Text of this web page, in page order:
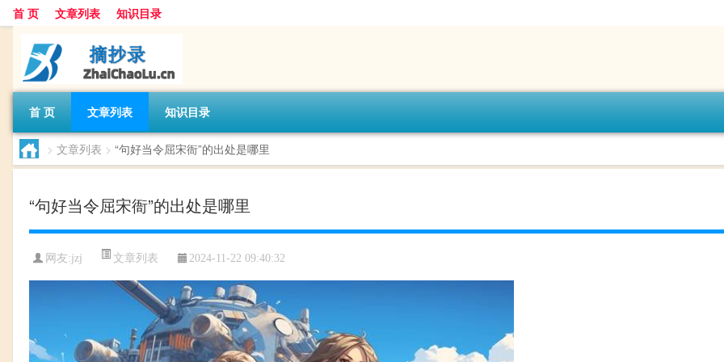
首 页 文章列表 知识目录
首 页 文章列表 知识目录
> 文章列表 > “句好当令屈宋衙”的出处是哪里
“句好当令屈宋衙”的出处是哪里
网友:jzj 文章列表 2024-11-22 09:40:32